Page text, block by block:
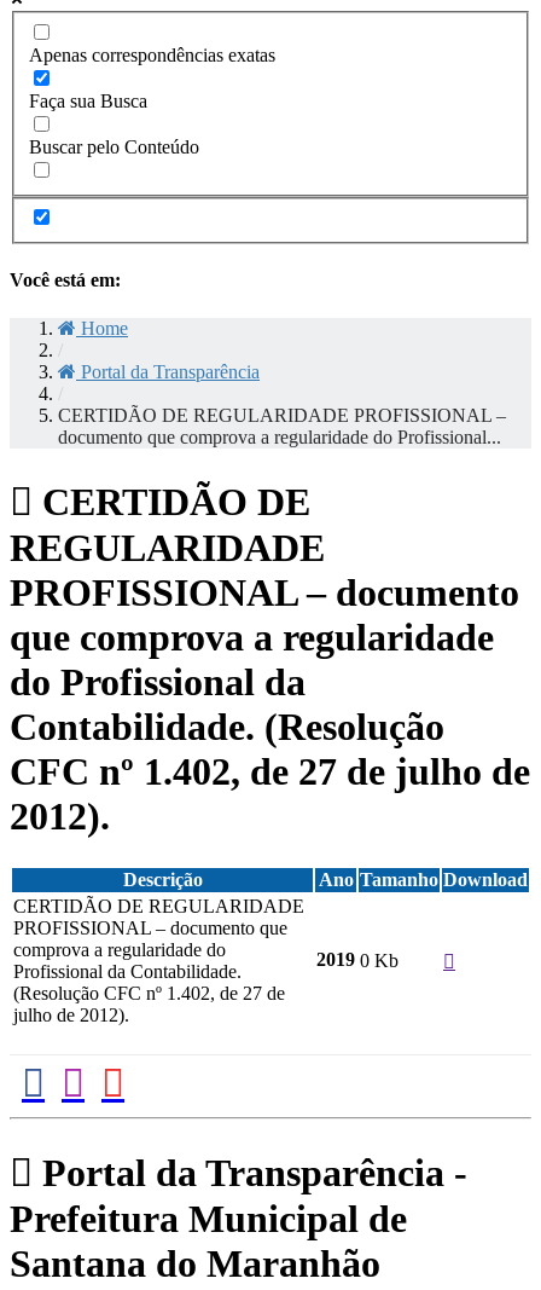
Apenas correspondências exatas
Faça sua Busca
Buscar pelo Conteúdo
Você está em:
Home
/
Portal da Transparência
/
CERTIDÃO DE REGULARIDADE PROFISSIONAL –
documento que comprova a regularidade do Profissional...
CERTIDÃO DE
REGULARIDADE
PROFISSIONAL – documento
que comprova a regularidade
do Profissional da
Contabilidade. (Resolução
CFC nº 1.402, de 27 de julho de
2012).
Descrição Ano Tamanho Download
CERTIDÃO DE REGULARIDADE
PROFISSIONAL – documento que
comprova a regularidade do
Profissional da Contabilidade.
(Resolução CFC nº 1.402, de 27 de
julho de 2012).
2019 0 Kb
Portal da Transparência -
Prefeitura Municipal de
Santana do Maranhão